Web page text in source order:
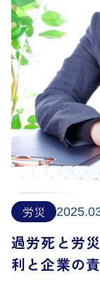
労災
過労死と労
利と企業の